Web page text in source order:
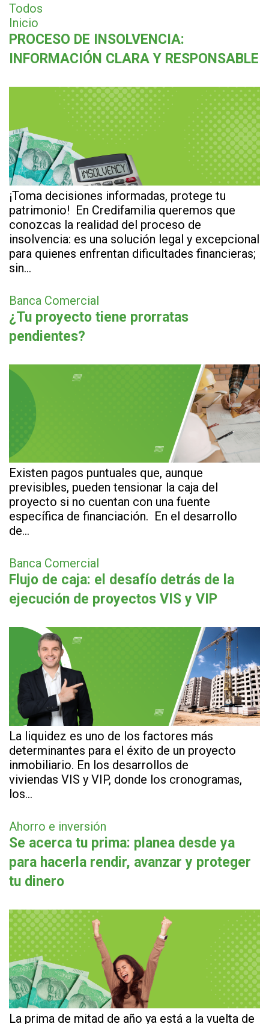
Todos
Inicio
PROCESO DE INSOLVENCIA:
INFORMACIÓN CLARA Y RESPONSABLE
¡Toma decisiones informadas, protege tu
patrimonio! En Credifamilia queremos que
conozcas la realidad del proceso de
insolvencia: es una solución legal y excepcional
para quienes enfrentan dificultades financieras;
sin…
Banca Comercial
¿Tu proyecto tiene prorratas
pendientes?
Existen pagos puntuales que, aunque
previsibles, pueden tensionar la caja del
proyecto si no cuentan con una fuente
específica de financiación. En el desarrollo
de…
Banca Comercial
Flujo de caja: el desafío detrás de la
ejecución de proyectos VIS y VIP
La liquidez es uno de los factores más
determinantes para el éxito de un proyecto
inmobiliario. En los desarrollos de
viviendas VIS y VIP, donde los cronogramas,
los…
Ahorro e inversión
Se acerca tu prima: planea desde ya
para hacerla rendir, avanzar y proteger
tu dinero
La prima de mitad de año ya está a la vuelta de